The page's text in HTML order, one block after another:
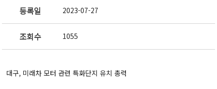
등록일 2023-07-27
조회수 1055
대구, 미래차 모터 관련 특화단지 유치 총력